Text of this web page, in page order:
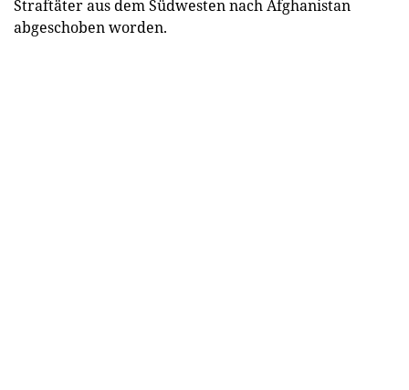
Straftäter aus dem Südwesten nach Afghanistan
abgeschoben worden.